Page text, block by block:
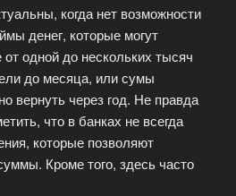
когда нет возможности
денег, которые могут
одной до нескольких тысяч
до месяца, или сумы
вернуть через год. Не правда
что в банках не всегда
которые позволяют
Кроме того, здесь часто